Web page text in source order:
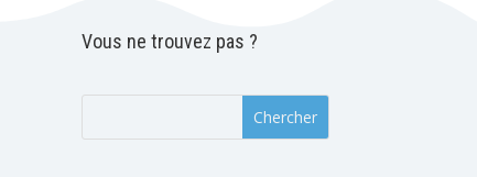
Vous ne trouvez pas ?